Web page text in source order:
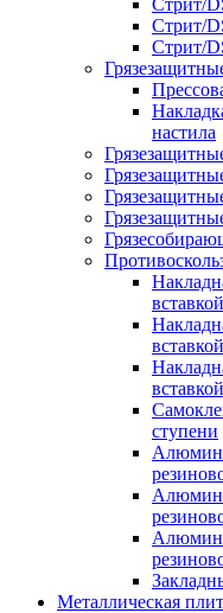
Стрит/
Стрит/
Стрит/
настила
вставкой
вставкой
вставкой
ступени
Металлическая